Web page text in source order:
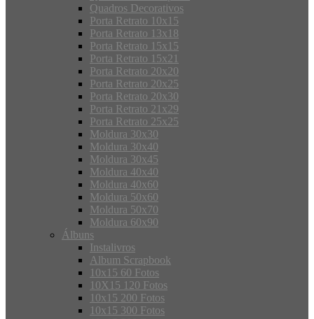
Quadros Decorativos
Porta Retrato 10x15
Porta Retrato 13x18
Porta Retrato 15x15
Porta Retrato 15x21
Porta Retrato 20x20
Porta Retrato 20x25
Porta Retrato 20x30
Porta Retrato 21x29
Porta Retrato 25x25
Moldura 30x30
Moldura 30x40
Moldura 30x45
Moldura 40x40
Moldura 40x60
Moldura 50x60
Moldura 50x70
Moldura 60x90
Álbuns
Instalivros
Album Scrapbook
10x15 60 Fotos
10X15 120 Fotos
10x15 200 Fotos
10x15 300 Fotos